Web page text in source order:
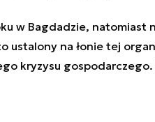
w Bagdadzie, natomiast
ustalony na łonie tej
kryzysu